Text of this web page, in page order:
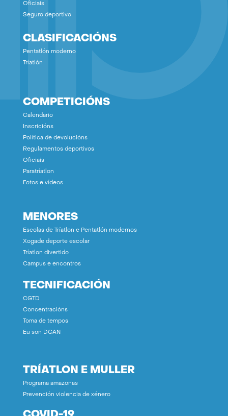
Oficiais
Seguro deportivo
CLASIFICACIÓNS
Pentatlón moderno
Tríatlón
COMPETICIÓNS
Calendario
Inscricións
Política de devolucións
Regulamentos deportivos
Oficiais
Paratríatlon
Fotos e vídeos
MENORES
Escolas de Tríatlon e Pentatlón modernos
Xogade deporte escolar
Tríatlon divertido
Campus e encontros
TECNIFICACIÓN
CGTD
Concentracións
Toma de tempos
Eu son DGAN
TRÍATLON E MULLER
Programa amazonas
Prevención violencia de xénero